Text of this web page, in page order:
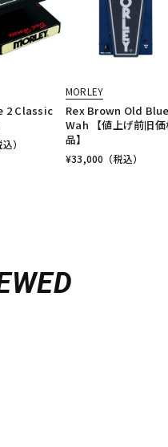
2 Classic
込）
MORLEY
Rex Brown Old
Wah 【値上げ前旧価
品】
¥33,000 （税込）